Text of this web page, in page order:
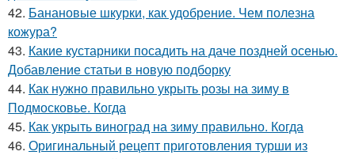
42. Банановые шкурки, как удобрение. Чем полезна
кожура?
43. Какие кустарники посадить на даче поздней осенью.
Добавление статьи в новую подборку
44. Как нужно правильно укрыть розы на зиму в
Подмосковье. Когда
45. Как укрыть виноград на зиму правильно. Когда
46. Оригинальный рецепт приготовления турши из